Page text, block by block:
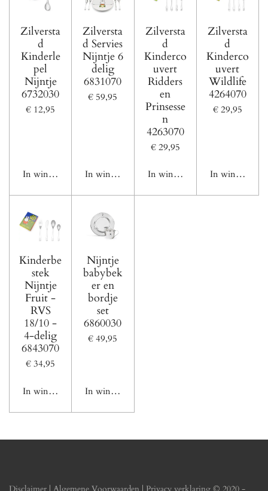
Zilversta
d
Kinderle
pel
Nijntje
6732030
€ 12,95
In winkelwagen
Zilversta
d Servies
Nijntje 6
delig
6831070
€ 59,95
In winkelwagen
Zilversta
d
Kinderco
uvert
Ridders
en
Prinsesse
n
4263070
€ 29,95
In winkelwagen
Zilversta
d
Kinderco
uvert
Wildlife
4264070
€ 29,95
In
Kinderbe
stek
Nijntje
Fruit -
RVS
18/10 -
4-delig
6843070
€ 34,95
In winkelwagen
Nijntje
babybek
er en
bordje
set
6860030
€ 49,95
In winkelwagen